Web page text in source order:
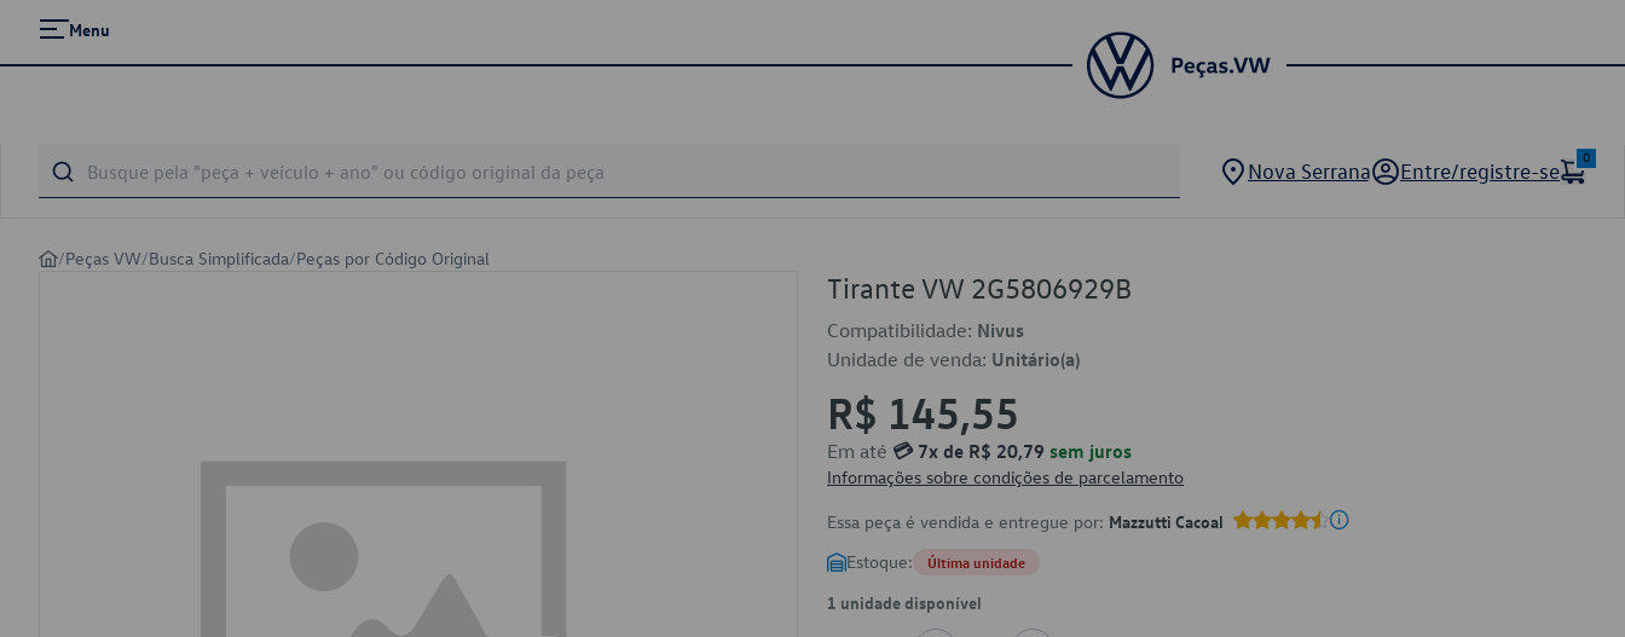
Menu
Nova Serrana Entre/registre-se
0
/Peças VW/Busca Simplificada/Peças por Código Original
Tirante VW 2G5806929B
Compatibilidade: Nivus
Unidade de venda: Unitário(a)
R$ 145,55
Em até 💳 7x de R$ 20,79 sem juros
Informações sobre condições de parcelamento
Essa peça é vendida e entregue por: Mazzutti Cacoal
Estoque: Última unidade
1 unidade disponível